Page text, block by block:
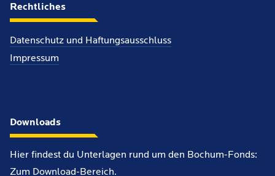
Rechtliches
Datenschutz und Haftungsausschluss
Impressum
Downloads
Hier findest du Unterlagen rund um den Bochum-Fonds:
Zum Download-Bereich.